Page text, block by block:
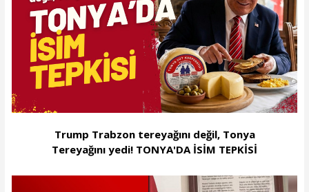
Trump Trabzon tereyağını değil, Tonya
Tereyağını yedi! TONYA'DA İSİM TEPKİSİ